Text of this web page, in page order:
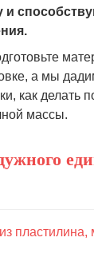
и
а мы
как делать
массы.
пластилина,